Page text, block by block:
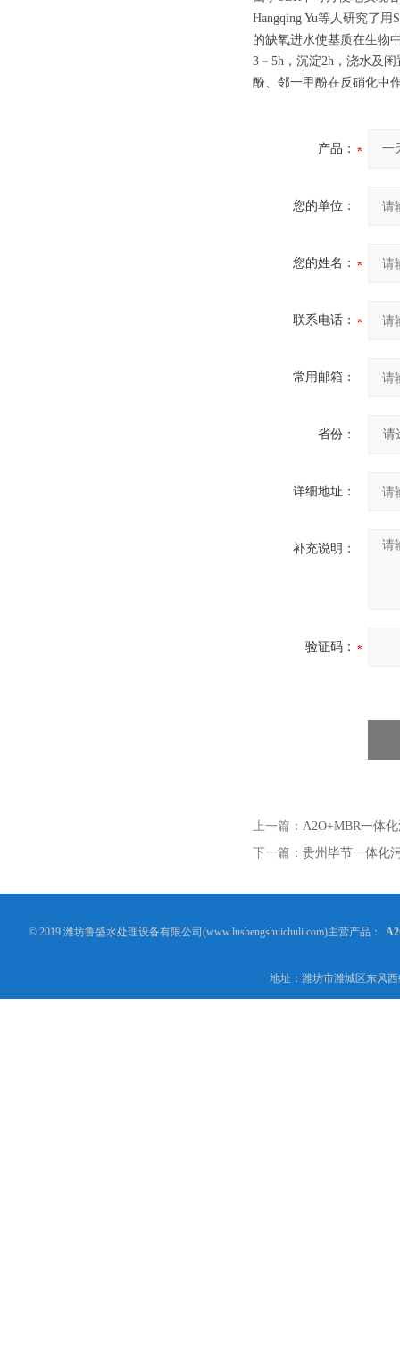
Hangqing Yu等人研究了
的缺氧进水使基质在生物
3－5h，沉淀2h，浇水及
酚、邻一甲酚在反硝化中
产品：
您的单位：
您的姓名：
联系电话：
常用邮箱：
省份：
详细地址：
补充说明：
验证码：
上一篇： A2O+MBR一体
下一篇： 贵州毕节一体化
© 2019 潍坊鲁盛水处理设备有限公司(www.lushengshuichuli.com)主营产品：
地址：潍坊市潍城区东风